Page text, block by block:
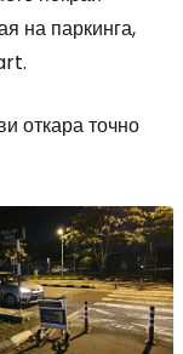
на паркинга,
откара точно